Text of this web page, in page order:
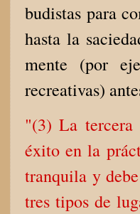
budistas para
hasta la
mente (por
recreativas)
"(3) La tercera
éxito en la
tranquila y
tres tipos de